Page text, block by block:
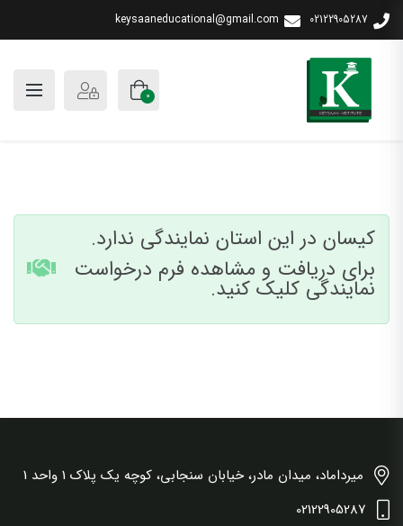
02122905287
keysaaneducational@gmail.com
0
کیسان در این استان نمایندگی ندارد.
برای دریافت و مشاهده فرم درخواست
نمایندگی کلیک کنید.
میرداماد، میدان مادر، خیابان سنجابی، کوچه یک پلاک 1 واحد 1
02122905287